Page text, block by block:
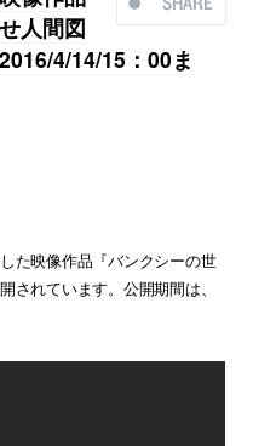
人間図
4/14/15：00ま
た映像作品『バンクシーの世
されています。公開期間は、